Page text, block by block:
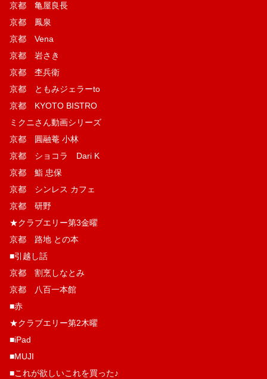
京都 亀屋良長
京都 鳳泉
京都 Vena
京都 岩さき
京都 杢兵衛
京都 ともみジェラーto
京都 KYOTO BISTRO
ミクニさん動画シリーズ
京都 圓融菴 小林
京都 ショコラ Dari K
京都 鮨 忠保
京都 シンレス カフェ
京都 研野
★クラブエリー第3金曜
京都 路地 との本
■引越し話
京都 割烹しなとみ
京都 八百一本館
■赤
★クラブエリー第2木曜
■iPad
■MUJI
■これが欲しいこれを買った♪